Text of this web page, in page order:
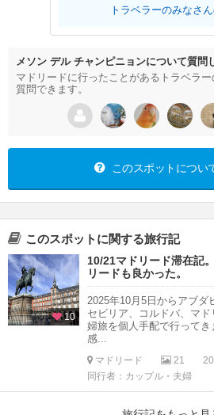
トラベラーのみなさ
メソン デル チャンピニョンについて質問
マドリードに行ったことがあるトラベラ
質問できます。
このスポットについ
このスポットに関する旅行記
10
10/21マドリード滞在記
リードも良かった。
2025年10月5日からアブダ
セビリア、コルドバ、マ
婦旅を個人手配で行って
感...
マドリード 21
同行者：カップル・夫婦